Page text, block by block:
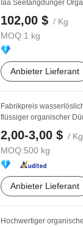
Iaa Seetangdünger
102,00 $ / Kg
MOQ:1 kg
Anbieter Lieferant
Fabrikpreis
flüssiger organischer
2,00-3,00 $ / Kg
MOQ:500 kg
Anbieter Lieferant
Hochwertiger